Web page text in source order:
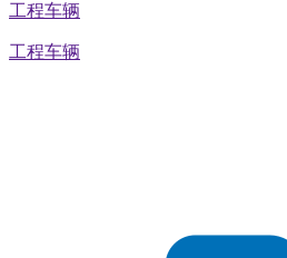
工程车辆
工程车辆